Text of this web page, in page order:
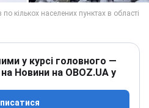
у курсі головного —
Новини на OBOZ.UA у